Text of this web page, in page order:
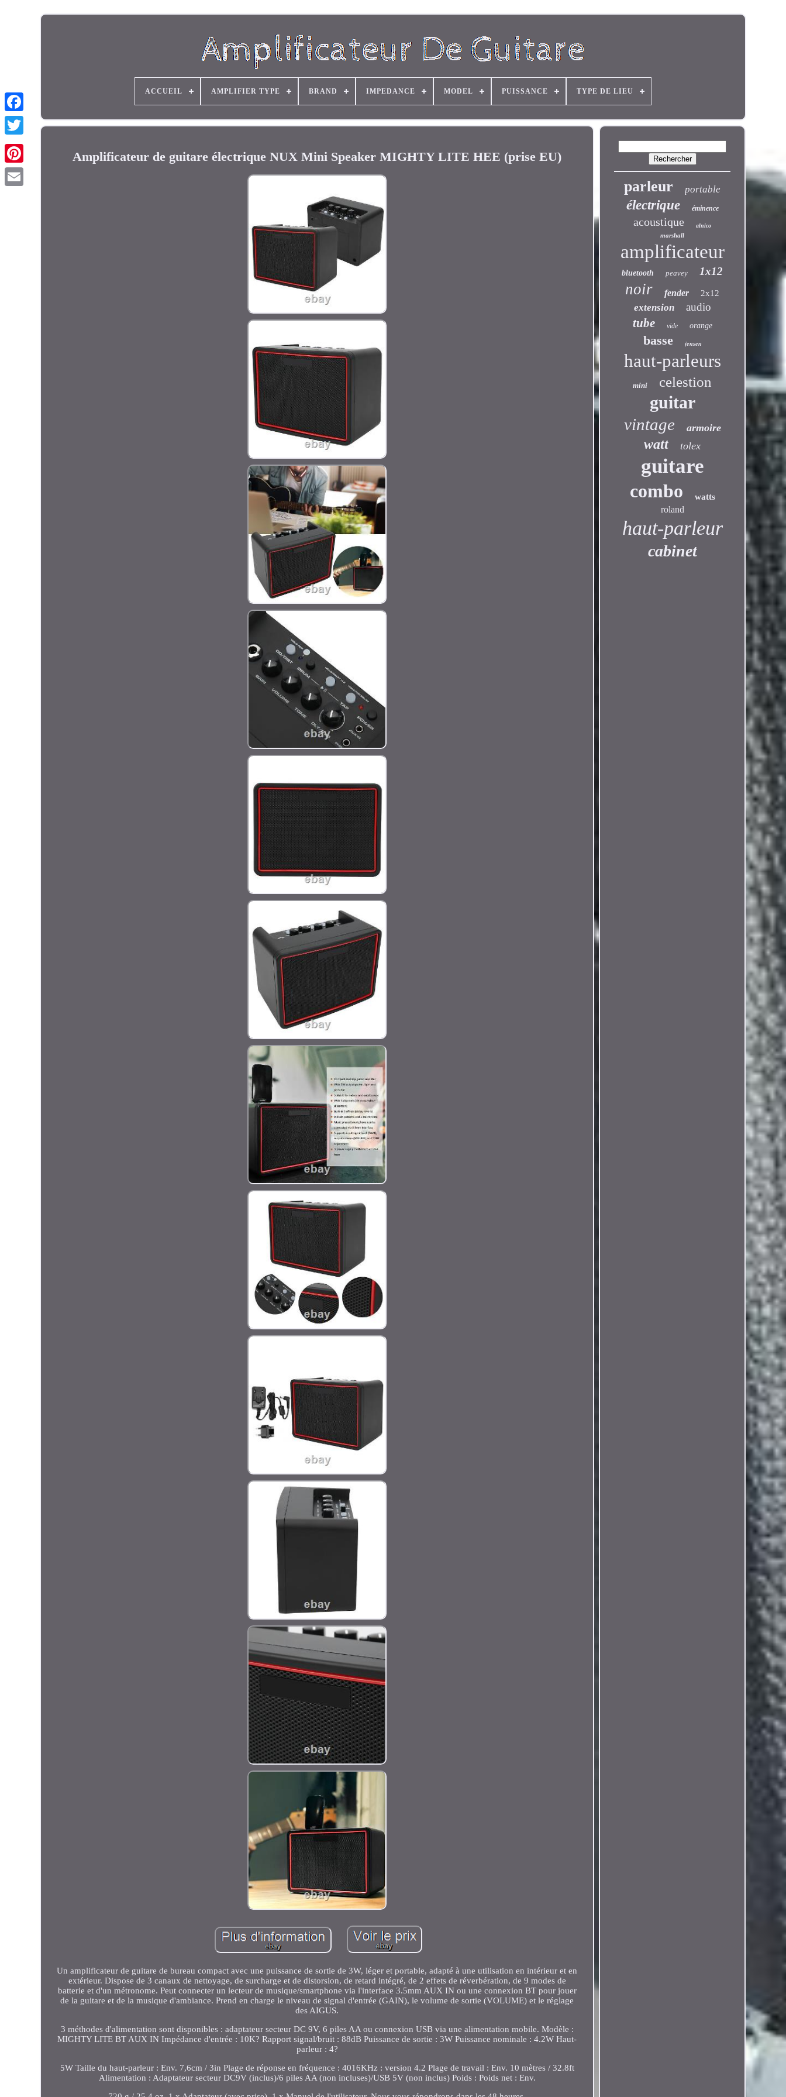
ACCUEIL AMPLIFIER TYPE BRAND IMPEDANCE MODEL PUISSANCE TYPE DE LIEU
Amplificateur de guitare électrique NUX Mini Speaker MIGHTY LITE HEE (prise EU)
Un amplificateur de guitare de bureau compact avec une puissance de sortie de 3W, léger et portable, adapté à une utilisation en intérieur et en
extérieur. Dispose de 3 canaux de nettoyage, de surcharge et de distorsion, de retard intégré, de 2 effets de réverbération, de 9 modes de
batterie et d'un métronome. Peut connecter un lecteur de musique/smartphone via l'interface 3.5mm AUX IN ou une connexion BT pour jouer
de la guitare et de la musique d'ambiance. Prend en charge le niveau de signal d'entrée (GAIN), le volume de sortie (VOLUME) et le réglage
des AIGUS.
3 méthodes d'alimentation sont disponibles : adaptateur secteur DC 9V, 6 piles AA ou connexion USB via une alimentation mobile. Modèle :
MIGHTY LITE BT AUX IN Impédance d'entrée : 10K? Rapport signal/bruit : 88dB Puissance de sortie : 3W Puissance nominale : 4.2W Haut-
parleur : 4?
5W Taille du haut-parleur : Env. 7,6cm / 3in Plage de réponse en fréquence : 4016KHz : version 4.2 Plage de travail : Env. 10 mètres / 32.8ft
Alimentation : Adaptateur secteur DC9V (inclus)/6 piles AA (non incluses)/USB 5V (non inclus) Poids : Poids net : Env.
parleur portable
électrique éminence
acoustique alnico
marshall
amplificateur
bluetooth peavey 1x12
noir fender 2x12
extension audio
tube vide orange
basse jensen
haut-parleurs
mini celestion
guitar
vintage armoire
watt tolex
guitare
combo watts
roland
haut-parleur
cabinet